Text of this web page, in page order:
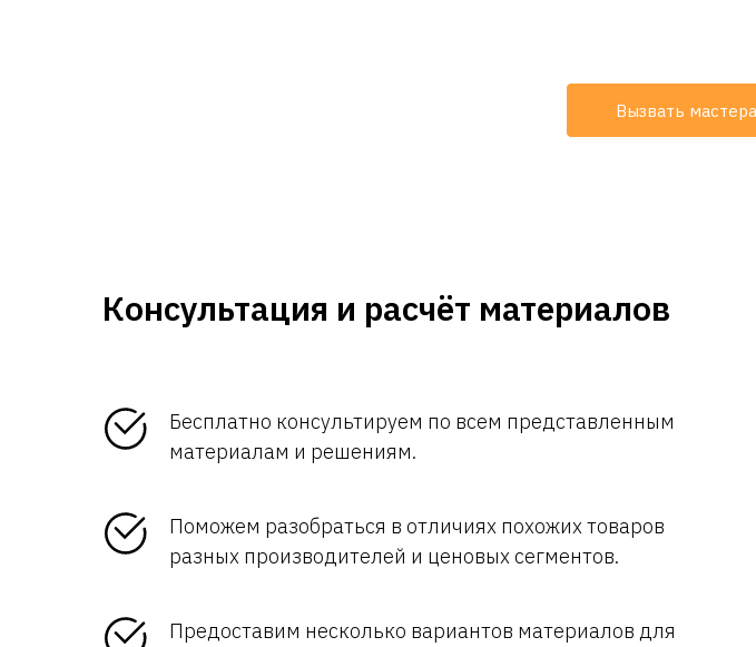
Вызвать
Консультация и расчёт материалов
Бесплатно консультируем по всем представленным
материалам и решениям.
Поможем разобраться в отличиях похожих товаров
разных производителей и ценовых сегментов.
Предоставим несколько вариантов материалов для